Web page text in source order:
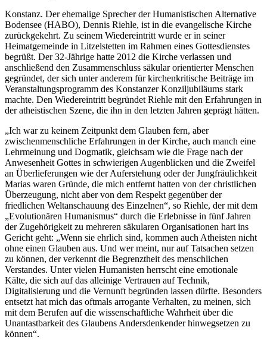
Konstanz. Der ehemalige Sprecher der Humanistischen Alternative
Bodensee (HABO), Dennis Riehle, ist in die evangelische Kirche
zurückgekehrt. Zu seinem Wiedereintritt wurde er in seiner
Heimatgemeinde in Litzelstetten im Rahmen eines Gottesdienstes
begrüßt. Der 32-Jährige hatte 2012 die Kirche verlassen und
anschließend den Zusammenschluss säkular orientierter Menschen
gegründet, der sich unter anderem für kirchenkritische Beiträge im
Veranstaltungsprogramm des Konstanzer Konziljubiläums stark
machte. Den Wiedereintritt begründet Riehle mit den Erfahrungen in
der atheistischen Szene, die ihn in den letzten Jahren geprägt hätten.
„Ich war zu keinem Zeitpunkt dem Glauben fern, aber
zwischenmenschliche Erfahrungen in der Kirche, auch manch eine
Lehrmeinung und Dogmatik, gleichsam wie die Frage nach der
Anwesenheit Gottes in schwierigen Augenblicken und die Zweifel
an Überlieferungen wie der Auferstehung oder der Jungfräulichkeit
Marias waren Gründe, die mich entfernt hatten von der christlichen
Überzeugung, nicht aber von dem Respekt gegenüber der
friedlichen Weltanschauung des Einzelnen“, so Riehle, der mit dem
„Evolutionären Humanismus“ durch die Erlebnisse in fünf Jahren
der Zugehörigkeit zu mehreren säkularen Organisationen hart ins
Gericht geht: „Wenn sie ehrlich sind, kommen auch Atheisten nicht
ohne einen Glauben aus. Und wer meint, nur auf Tatsachen setzen
zu können, der verkennt die Begrenztheit des menschlichen
Verstandes. Unter vielen Humanisten herrscht eine emotionale
Kälte, die sich auf das alleinige Vertrauen auf Technik,
Digitalisierung und die Vernunft begründen lassen dürfte. Besonders
entsetzt hat mich das oftmals arrogante Verhalten, zu meinen, sich
mit dem Berufen auf die wissenschaftliche Wahrheit über die
Unantastbarkeit des Glaubens Andersdenkender hinwegsetzen zu
können“.